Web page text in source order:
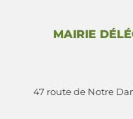
MAIRIE
47 route de Notre